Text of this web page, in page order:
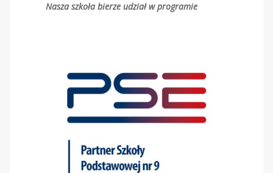
Nasza szkoła bierze udział w programie